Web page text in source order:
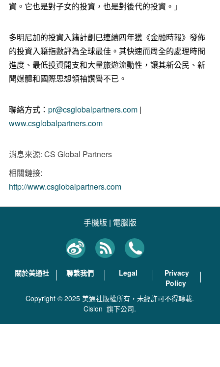
資。它也是對子女的投資，也是對後代的投資。」
多明尼加的投資入籍計劃已連續四年獲《金融時報》發佈
的投資入籍指數評為全球最佳。其快速而周全的處理時間
進度、最低投資開支和大量旅遊流動性，讓其新公民、新
聞媒體和國際思想領袖讚譽不已。
聯絡方式： pr@csglobalpartners.com|
www.csglobalpartners.com
消息來源: CS Global Partners
相關鏈接:
http://www.csglobalpartners.com
手機版 | 電腦版
關於美通社 聯繫我們 Legal
Privacy
Policy
Copyright © 2025 美通社版權所有，未經許可不得轉載.
Cision 旗下公司.